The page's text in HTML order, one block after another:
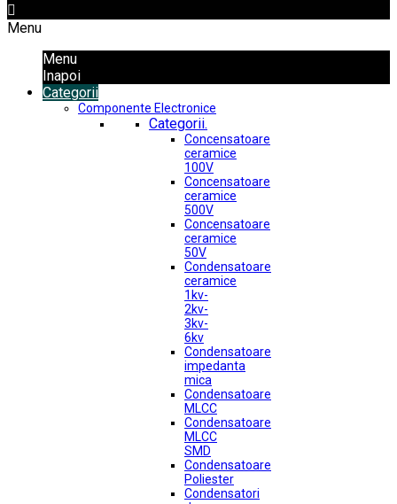

Menu
Menu
Inapoi
Categorii
Componente Electronice
Categorii.
Concensatoare
ceramice
100V
Concensatoare
ceramice
500V
Concensatoare
ceramice
50V
Condensatoare
ceramice
1kv-
2kv-
3kv-
6kv
Condensatoare
impedanta
mica
Condensatoare
MLCC
Condensatoare
MLCC
SMD
Condensatoare
Poliester
Condensatori